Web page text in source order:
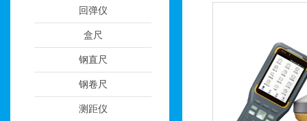
回弹仪
盒尺
钢直尺
钢卷尺
测距仪